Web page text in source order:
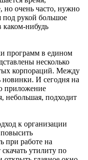
но очень часто, нужно
под рукой большое
каком-нибудь
программ в едином
несколько
корпораций. Между
новинки. И сегодня на
приложение
небольшая, подходит
к организации
при работе на
утилиту по